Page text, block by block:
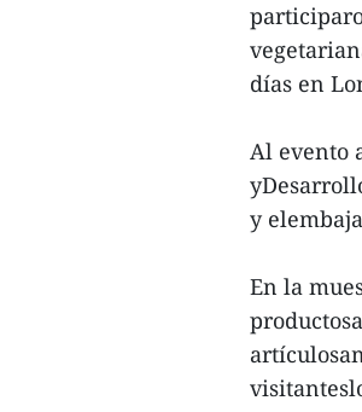
días en
Al evento
y
En la